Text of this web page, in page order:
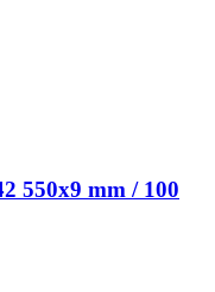
550x9 mm / 100